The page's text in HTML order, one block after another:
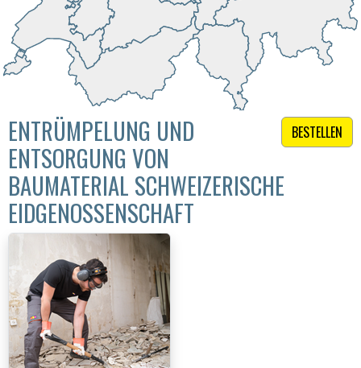
BESTELLEN
ENTRÜMPELUNG UND
ENTSORGUNG VON
BAUMATERIAL SCHWEIZERISCHE
EIDGENOSSENSCHAFT